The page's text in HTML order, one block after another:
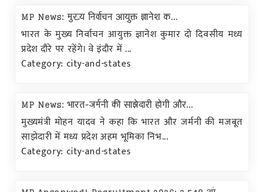
MP News: मुख्य निर्वाचन आयुक्त ज्ञानेश क...
भारत के मुख्य निर्वाचन आयुक्त ज्ञानेश कुमार दो दिवसीय मध्य
प्रदेश दौरे पर रहेंगे। वे इंदौर में ...
Category: city-and-states
MP News: भारत-जर्मनी की साझेदारी होगी और...
मुख्यमंत्री मोहन यादव ने कहा कि भारत और जर्मनी की मजबूत
साझेदारी में मध्य प्रदेश अहम भूमिका निभ...
Category: city-and-states